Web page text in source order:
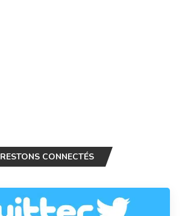
RESTONS CONNECTÉS